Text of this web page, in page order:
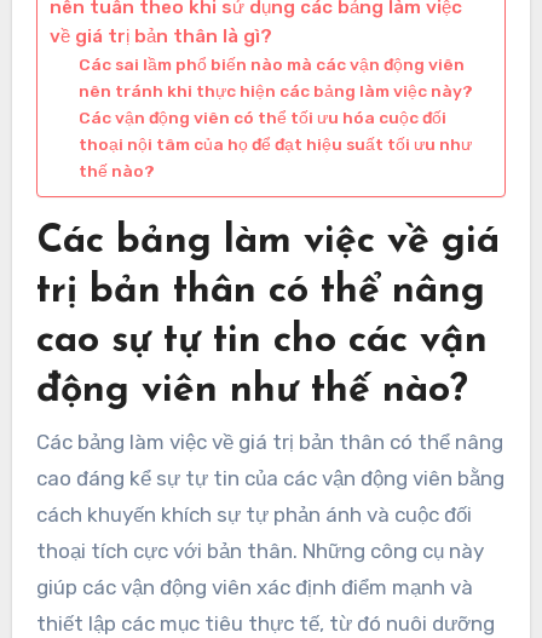
nên tuân theo khi sử dụng các bảng làm việc
về giá trị bản thân là gì?
Các sai lầm phổ biến nào mà các vận động viên
nên tránh khi thực hiện các bảng làm việc này?
Các vận động viên có thể tối ưu hóa cuộc đối
thoại nội tâm của họ để đạt hiệu suất tối ưu như
thế nào?
Các bảng làm việc về giá
trị bản thân có thể nâng
cao sự tự tin cho các vận
động viên như thế nào?
Các bảng làm việc về giá trị bản thân có thể nâng
cao đáng kể sự tự tin của các vận động viên bằng
cách khuyến khích sự tự phản ánh và cuộc đối
thoại tích cực với bản thân. Những công cụ này
giúp các vận động viên xác định điểm mạnh và
thiết lập các mục tiêu thực tế, từ đó nuôi dưỡng